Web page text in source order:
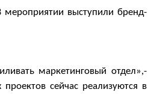
мероприятии выступили бренд-
маркетинговый отдел»,-
сейчас реализуются в